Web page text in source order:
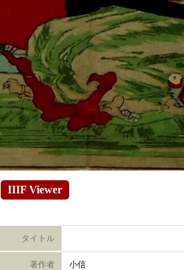
IIIF Viewer
タイトル
著作者 小信